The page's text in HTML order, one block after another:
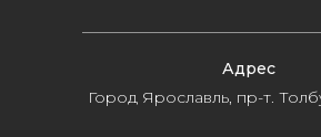
Город Ярославль, пр-т.
Адрес